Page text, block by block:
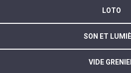
LOTO
SON ET
VIDE